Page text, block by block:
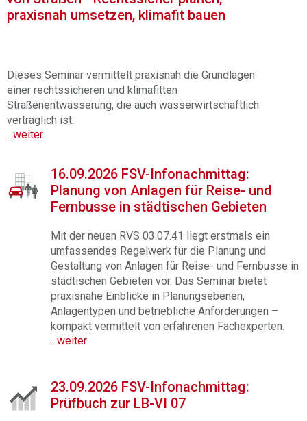
praxisnah umsetzen, klimafit bauen
Dieses Seminar vermittelt praxisnah die Grundlagen
einer rechtssicheren und klimafitten
Straßenentwässerung, die auch wasserwirtschaftlich
verträglich ist.
...weiter
16.09.2026 FSV-Infonachmittag:
Planung von Anlagen für Reise- und
Fernbusse in städtischen Gebieten
Mit der neuen RVS 03.07.41 liegt erstmals ein
umfassendes Regelwerk für die Planung und
Gestaltung von Anlagen für Reise- und Fernbusse in
städtischen Gebieten vor. Das Seminar bietet
praxisnahe Einblicke in Planungsebenen,
Anlagentypen und betriebliche Anforderungen –
kompakt vermittelt von erfahrenen Fachexperten.
...weiter
23.09.2026 FSV-Infonachmittag:
Prüfbuch zur LB-VI 07